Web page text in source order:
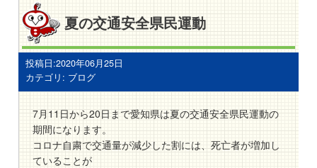
夏の交通安全県民運動
投稿日:2020年06月25日
カテゴリ: ブログ
7月11日から20日まで愛知県は夏の交通安全県民運動の
期間になります。
コロナ自粛で交通量が減少した割には、死亡者が増加し
ていることが